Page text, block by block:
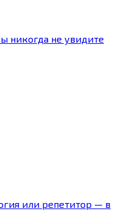
никогда не увидите
или репетитор — в